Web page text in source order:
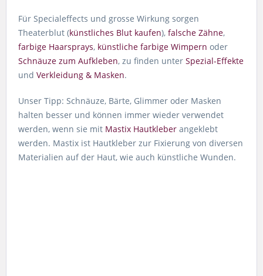
Für Specialeffects und grosse Wirkung sorgen
Theaterblut (künstliches Blut kaufen), falsche Zähne,
farbige Haarsprays, künstliche farbige Wimpern oder
Schnäuze zum Aufkleben, zu finden unter Spezial-Effekte
und Verkleidung & Masken.
Unser Tipp: Schnäuze, Bärte, Glimmer oder Masken
halten besser und können immer wieder verwendet
werden, wenn sie mit Mastix Hautkleber angeklebt
werden. Mastix ist Hautkleber zur Fixierung von diversen
Materialien auf der Haut, wie auch künstliche Wunden.